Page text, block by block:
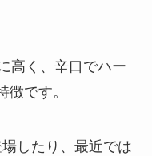
高く、辛口でハー
です。
したり、最近では